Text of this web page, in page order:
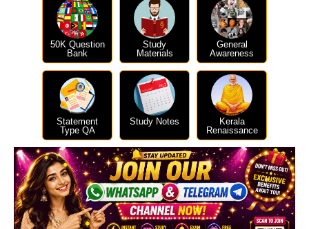
50K Question
Bank
Study
Materials
General
Awareness
Statement
Type QA
Study Notes
Kerala
Renaissance